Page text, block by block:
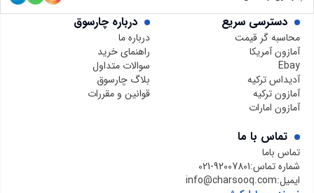
دسترسی سریع
محاسبه گر قیمت
آمازون آمریکا
Ebay
آدیداس ترکیه
آمازون ترکیه
آمازون امارات
درباره چارسوق
درباره ما
راهنمای خرید
سوالات متداول
بلاگ چارسوق
قوانین و مقررات
تماس با ما
تماس باما
شماره تماس:021-92007801
ایمیل:info@charsooq.com